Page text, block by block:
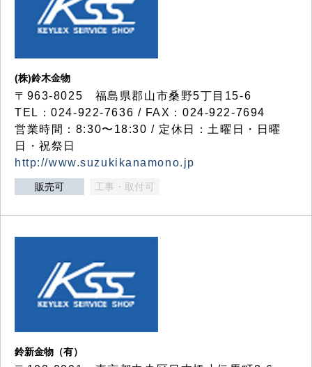
(株)鈴木金物
〒963-8025 福島県郡山市桑野5丁目15-6
TEL：024-922-7636 / FAX：024-922-7694
営業時間：8:30〜18:30 / 定休日：土曜日・日曜
日・祝祭日
http://www.suzukikanamono.jp
販売可 工事・取付可
鈴新金物（有）